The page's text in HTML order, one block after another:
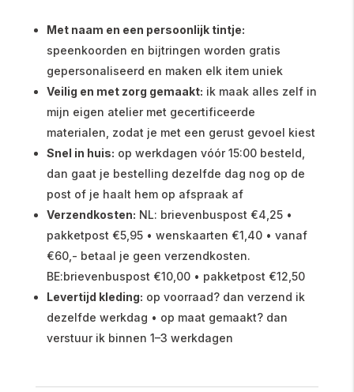
Met naam en een persoonlijk tintje:
speenkoorden en bijtringen worden gratis
gepersonaliseerd en maken elk item uniek
Veilig en met zorg gemaakt: ik maak alles zelf in
mijn eigen atelier met gecertificeerde
materialen, zodat je met een gerust gevoel kiest
Snel in huis: op werkdagen vóór 15:00 besteld,
dan gaat je bestelling dezelfde dag nog op de
post of je haalt hem op afspraak af
Verzendkosten: NL: brievenbuspost €4,25 •
pakketpost €5,95 • wenskaarten €1,40 • vanaf
€60,- betaal je geen verzendkosten.
BE:brievenbuspost €10,00 • pakketpost €12,50
Levertijd kleding: op voorraad? dan verzend ik
dezelfde werkdag • op maat gemaakt? dan
verstuur ik binnen 1–3 werkdagen